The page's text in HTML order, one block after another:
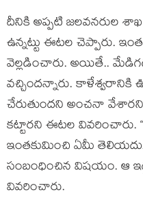
దీనికి అప్ప‌టి జ‌ల‌వ‌న‌రుల
ఉన్న‌ట్టు ఈట‌ల చెప్పారు.
వెల్ల‌డించారు. అయితే..
వ‌చ్చింద‌న్నారు.
చేరుతుంద‌ని అంచ‌నా
క‌ట్టార‌ని ఈట‌ల
ఇంత‌కుమించి ఏమీ తెలియ‌దు.
సంబంధించిన విష‌యం. ఆ
వివ‌రించారు.